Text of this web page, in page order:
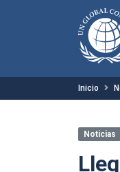
Inicio
Noticias